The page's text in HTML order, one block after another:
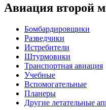
Авиация второй
Бомбардировщики
Разведчики
Истребители
Штурмовики
Транспортная авиация
Учебные
Вспомогательные
Планеры
Другие летательные